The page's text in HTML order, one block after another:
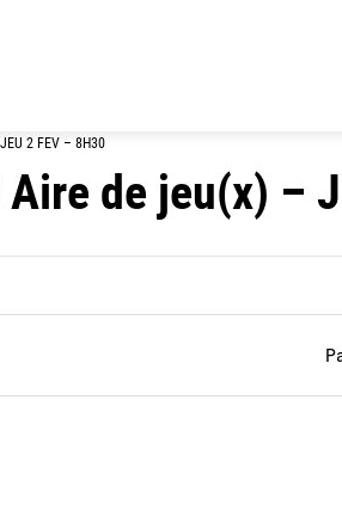
2 FEV – 8H30
Aire de jeu(x) –